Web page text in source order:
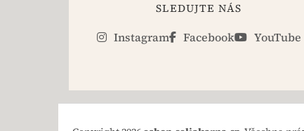
SLEDUJTE NÁS
Instagram Facebook YouTube